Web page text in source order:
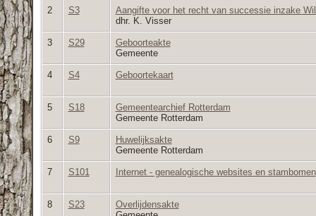
2 S3
Aangifte voor het recht van successie inzake
dhr. K. Visser
3 S29
Geboorteakte
Gemeente
4 S4 Geboortekaart
5 S18
Gemeentearchief Rotterdam
Gemeente Rotterdam
6 S9
Huwelijksakte
Gemeente Rotterdam
7 S101 Internet - genealogische websites en stambomen
8 S23
Overlijdensakte